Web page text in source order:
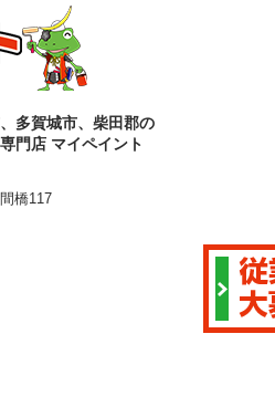
多賀城市、柴田郡の
門店 マイペイント
橋117